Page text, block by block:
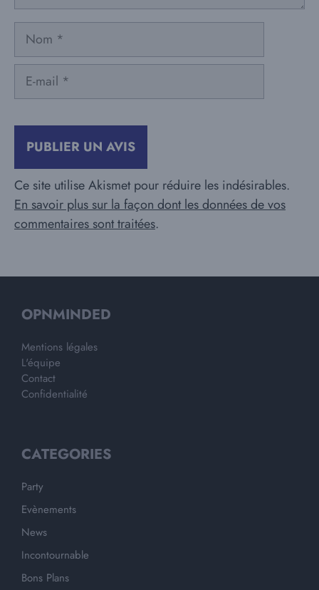
Nom
mail
Ce site utilise Akismet pour réduire les indésirables.
En savoir plus sur la façon dont les données de vos
commentaires sont traitées.
OPNMINDED
Mentions légales
L'équipe
Contact
Confidentialité
CATEGORIES
Party
Evènements
News
Incontournable
Bons Plans